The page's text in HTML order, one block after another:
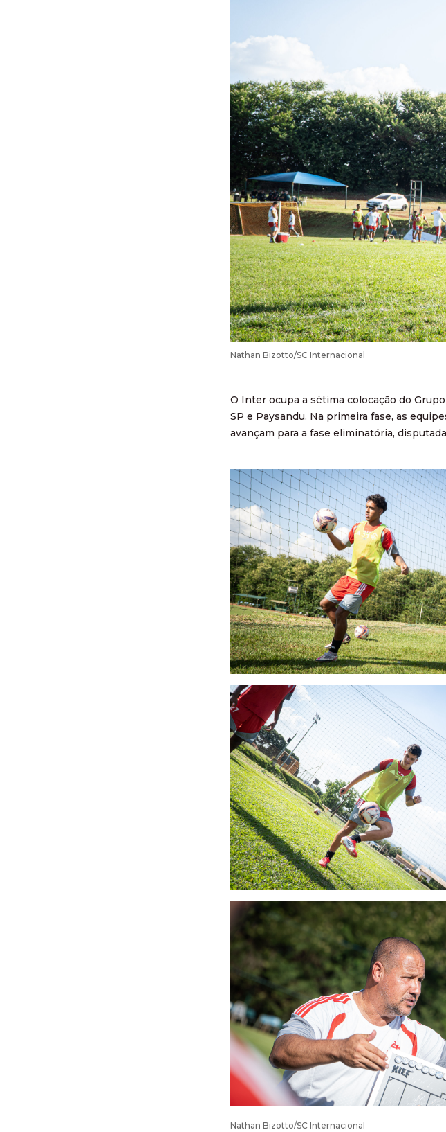
Nathan Bizotto/SC Internacional
O Inter ocupa a sétima colocação do
SP e Paysandu. Na primeira fase, as
avançam para a fase eliminatória,
Nathan Bizotto/SC Internacional